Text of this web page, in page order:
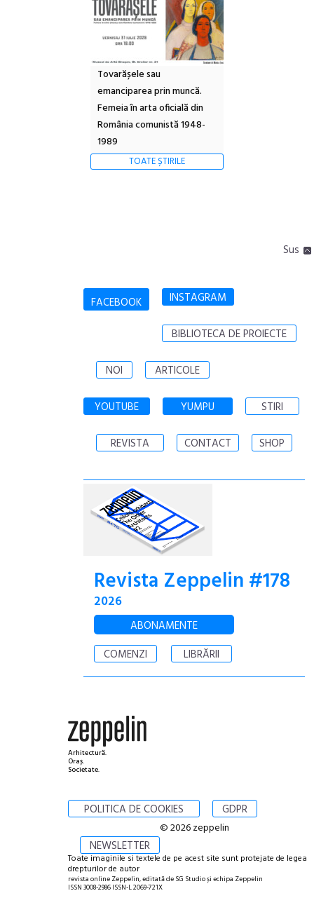
Tovarășele sau
emanciparea prin muncă.
Femeia în arta oficială din
România comunistă 1948-
1989
TOATE ȘTIRILE
Sus
FACEBOOK INSTAGRAM
BIBLIOTECA DE PROIECTE
NOI ARTICOLE
YOUTUBE YUMPU STIRI
REVISTA CONTACT SHOP
Revista Zeppelin #178
2026
ABONAMENTE
COMENZI
LIBRĂRII
Arhitectură.
Oraș.
Societate.
POLITICA DE COOKIES GDPR
NEWSLETTER
© 2026 zeppelin
Toate imaginile si textele de pe acest site sunt protejate de legea
drepturilor de autor
revista online Zeppelin, editată de SG Studio și echipa Zeppelin
ISSN 3008-2986 ISSN-L 2069-721X